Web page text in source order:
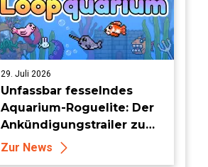
29. Juli 2026
Unfassbar fesselndes
Aquarium-Roguelite: Der
Ankündigungstrailer zu
Loopquarium
Zur News